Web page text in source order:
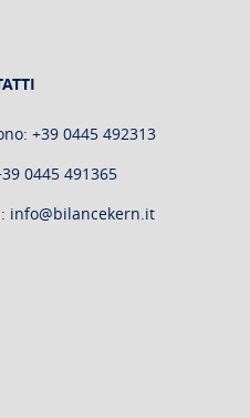
+39 0445 492313
0445 491365
info@bilancekern.it